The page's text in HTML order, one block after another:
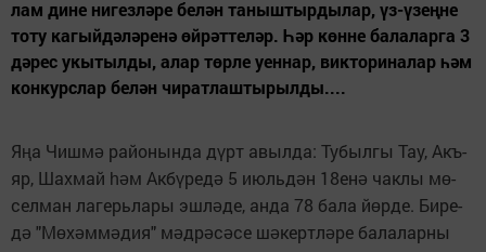
лам ди­не ни­гез­лә­ре бе­лән та­ныш­тыр­ды­лар, үз-үзең­не
то­ту ка­гый­дә­лә­ре­нә өй­рәт­те­ләр. Һәр көн­не ба­ла­лар­га 3
дә­рес укы­тыл­ды, алар төр­ле уен­нар, вик­то­ри­на­лар һәм
кон­курс­лар бе­лән чи­рат­лаш­ты­рыл­ды....
Яңа Чиш­мә ра­йо­нын­да дүрт авыл­да: Ту­был­гы Тау, Акъ­
яр, Шах­май һәм Ак­бү­ре­дә 5 июль­дән 18енә чак­лы мө­
сел­ман ла­герь­ла­ры эш­лә­де, ан­да 78 ба­ла йөр­де. Би­ре­
дә "Мө­хәм­мә­ди­я" мәд­рә­сә­се шә­керт­лә­ре ба­ла­лар­ны